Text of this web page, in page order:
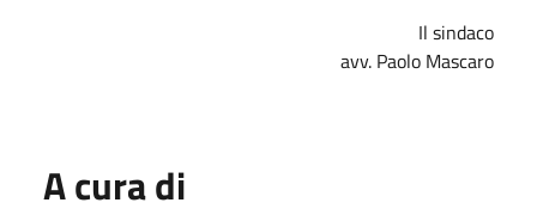
Il sindaco
avv. Paolo Mascaro
A cura di